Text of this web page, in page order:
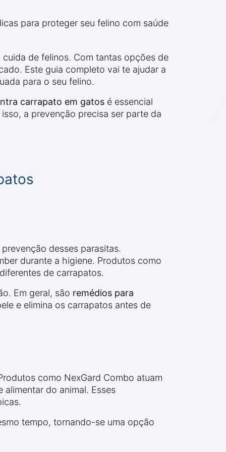
para proteger seu felino com saúde
de felinos. Com tantas opções de
Este guia completo vai te ajudar a
para o seu felino.
carrapato em gatos é essencial
a prevenção precisa ser parte da
desses parasitas.
durante a higiene. Produtos como
de carrapatos.
Em geral, são remédios para
e elimina os carrapatos antes de
como NexGard Combo atuam
do animal. Esses
tempo, tornando-se uma opção